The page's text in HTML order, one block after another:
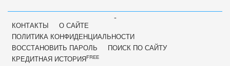
-
КОНТАКТЫ
О САЙТЕ
ПОЛИТИКА КОНФИДЕНЦИАЛЬНОСТИ
ВОССТАНОВИТЬ ПАРОЛЬ
ПОИСК ПО САЙТУ
КРЕДИТНАЯ ИСТОРИЯFREE